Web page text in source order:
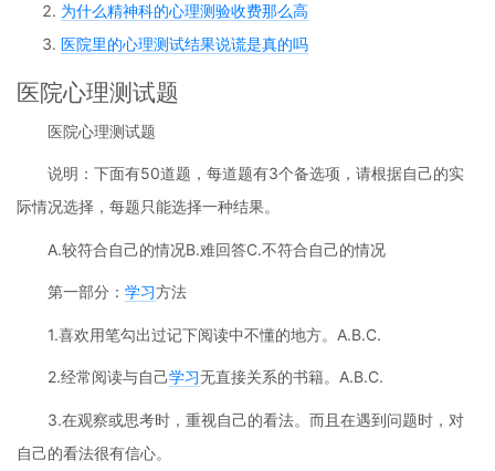
为什么精神科的心理测验收费那么高
医院里的心理测试结果说谎是真的吗
医院心理测试题
医院心理测试题
说明：下面有50道题，每道题有3个备选项，请根据自己的实
际情况选择，每题只能选择一种结果。
A.较符合自己的情况B.难回答C.不符合自己的情况
第一部分： 学习方法
1.喜欢用笔勾出过记下阅读中不懂的地方。A.B.C.
2.经常阅读与自己学习无直接关系的书籍。A.B.C.
3.在观察或思考时，重视自己的看法。而且在遇到问题时，对
自己的看法很有信心。